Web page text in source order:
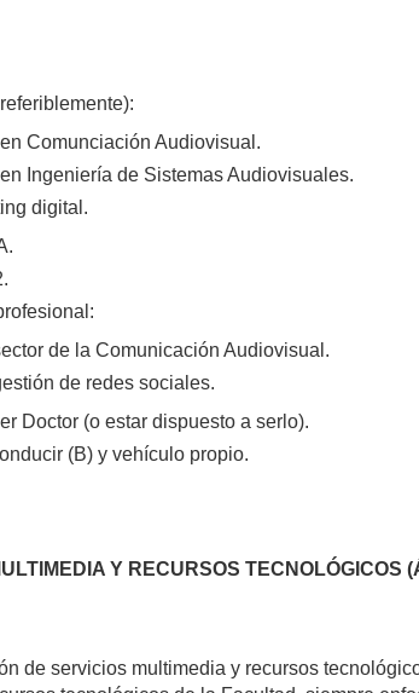
Comunciación Audiovisual.
Ingeniería de Sistemas Audiovisuales.
digital.
de la Comunicación Audiovisual.
de redes sociales.
Doctor (o estar dispuesto a serlo).
(B) y vehículo propio.
Y RECURSOS
de servicios multimedia y recursos